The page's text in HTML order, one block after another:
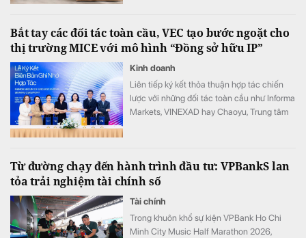
Bắt tay các đối tác toàn cầu, VEC tạo bước ngoặt cho
thị trường MICE với mô hình “Đồng sở hữu IP”
Kinh doanh
Liên tiếp ký kết thỏa thuận hợp tác chiến
lược với những đối tác toàn cầu như Informa
Markets, VINEXAD hay Chaoyu, Trung tâm
Từ đường chạy đến hành trình đầu tư: VPBankS lan
tỏa trải nghiệm tài chính số
Tài chính
Trong khuôn khổ sự kiện VPBank Ho Chi
Minh City Music Half Marathon 2026,